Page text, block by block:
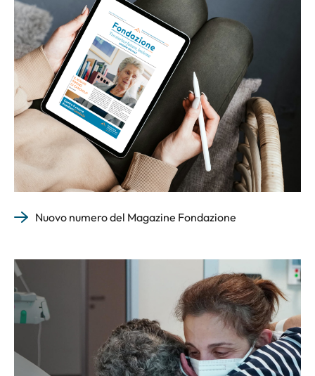
Nuovo numero del Magazine Fondazione